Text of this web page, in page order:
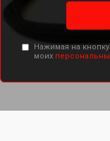
Нажимая на
моих